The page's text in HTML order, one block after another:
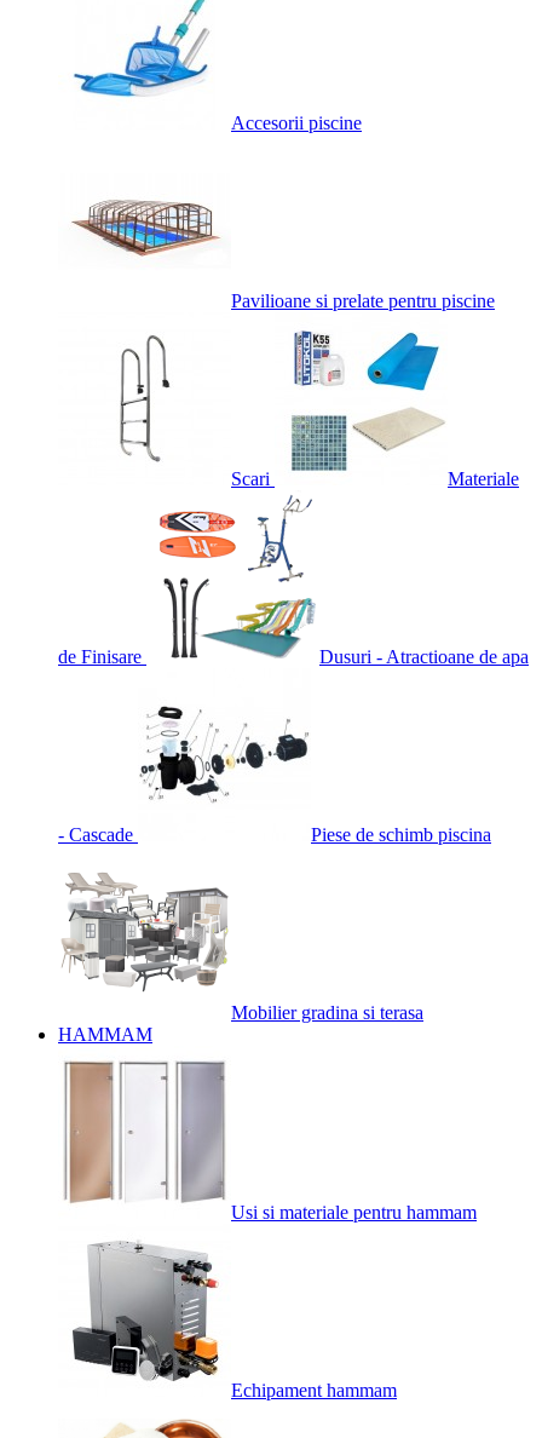
Accesorii piscine
Pavilioane si prelate pentru piscine
Scari Materiale
de Finisare Dusuri - Atractioane de apa
- Cascade Piese de schimb piscina
Mobilier gradina si terasa
HAMMAM
Usi si materiale pentru hammam
Echipament hammam